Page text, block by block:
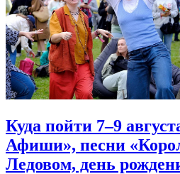
Куда пойти 7–9
Афиши», песни
Ледовом, день